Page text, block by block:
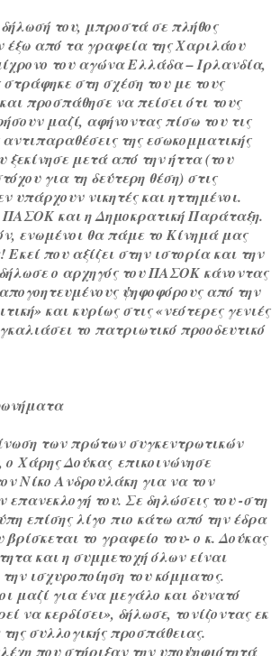
του, μπροστά σε πλήθος
έξω από τα γραφεία της Χαριλάου
του αγώνα Ελλάδα – Ιρλανδία,
στη σχέση του με τους
προσπάθησε να πείσει ότι τους
μαζί, αφήνοντας πίσω του τις
αντιπαραθέσεις της εσωκομματικής
ξεκίνησε μετά από την ήττα (του
για τη δεύτερη θέση) στις
υπάρχουν νικητές και ηττημένοι.
ΠΑΣΟΚ και η Δημοκρατική Παράταξη.
ενωμένοι θα πάμε το Κίνημά μας
που αξίζει στην ιστορία και την
ο αρχηγός του ΠΑΣΟΚ κάνοντας
ψηφοφόρους από την
και κυρίως στις «νεότερες γενιές
το πατριωτικό προοδευτικό
των πρώτων συγκεντρωτικών
οΧάρης Δούκας επικοινώνησε
Νίκο Ανδρουλάκη για να τον
επανεκλογή του. Σε δηλώσεις του -στη
επίσης λίγο πιο κάτω από την έδρα
το γραφείο του- ο κ. Δούκας
και η συμμετοχή όλων είναι
ισχυροποίηση του κόμματος.
μαζί για ένα μεγάλο και δυνατό
να κερδίσει», δήλωσε, τονίζοντας εκ
συλλογικής προσπάθειας.
που στήριξαν την υποψηφιότητά